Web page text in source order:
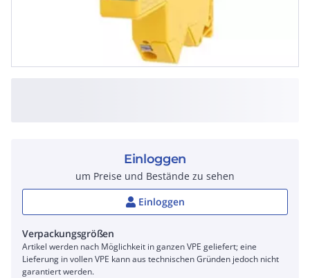
Einloggen
um Preise und Bestände zu sehen
Einloggen
Verpackungsgrößen
Artikel werden nach Möglichkeit in ganzen VPE geliefert; eine
Lieferung in vollen VPE kann aus technischen Gründen jedoch nicht
garantiert werden.